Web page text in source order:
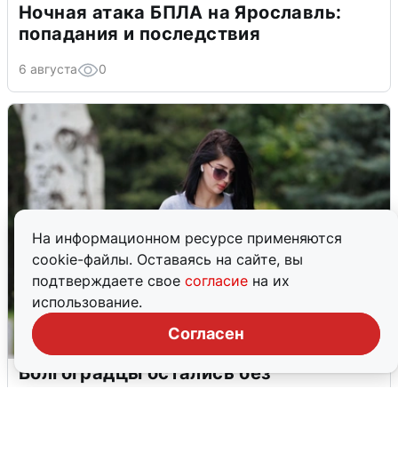
На информационном ресурсе применяются
cookie-файлы. Оставаясь на сайте, вы
подтверждаете свое согласие на их
использование.
Согласен
Ночная атака БПЛА на Ярославль:
попадания и последствия
6 августа 0
Волгоградцы остались без